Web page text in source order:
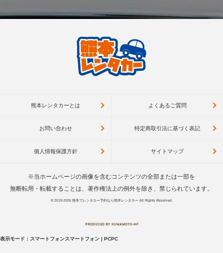
熊本レンタカーとは よくあるご質問
お問い合わせ 特定商取引法に基づく表記
個人情報保護方針 サイトマップ
※当ホームページの画像を含むコンテンツの全部または一部を
無断転用・転載することは、著作権法上の例外を除き、禁じられています。
© 2019-2026 熊本でレンタカー予約なら熊本レンタカーAll Rights Reserved.
表示モード： スマートフォンスマートフォン | PCPC